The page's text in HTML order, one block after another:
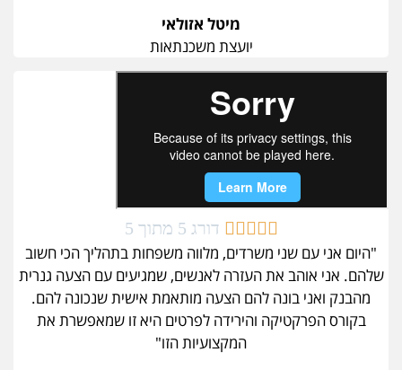
מיטל אזולאי
יועצת משכנתאות




 דורג 5 מתוך 5
"היום אני עם שני משרדים, מלווה משפחות בתהליך הכי חשוב
שלהם. אני אוהב את העזרה לאנשים, שמגיעים עם הצעה גנרית
מהבנק ואני בונה להם הצעה מותאמת אישית שנכונה להם.
בקורס הפרקטיקה והירידה לפרטים היא זו שמאפשרת את
המקצועיות הזו"